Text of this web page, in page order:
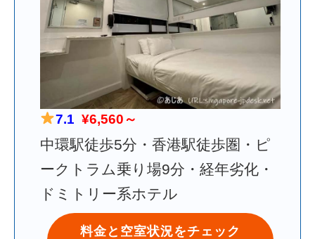
7.1 ¥6,560～
中環駅徒歩5分・香港駅徒歩圏・ピ
ークトラム乗り場9分・経年劣化・
ドミトリー系ホテル
料金と空室状況をチェック